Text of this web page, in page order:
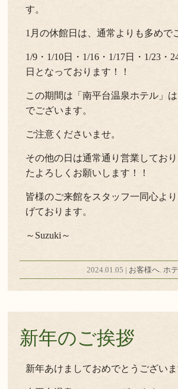
す。
1月の休館日は、通常よりも多めで
1/9・1/10日・1/16・1/17日・1/23・
日となっております！！
この期間は「南平台温泉ホテル」
でございます。
ご注意くださいませ。
その他の日は通常通り営業してお
たよろしくお願いします！！
皆様のご来館をスタッフ一同心よ
げております。
～Suzuki～
2024.01.05 | お客様へ. ホ
新年のご挨拶
新年あけましておめでとうございま